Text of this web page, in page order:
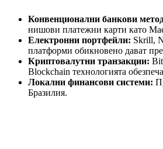
Конвенционални банкови
нишови платежни карти като
Електронни портфейли: Skrill,
платформи обикновено дават
Криптовалутни транзакции:
Blockchain технологията
Локални финансови системи:
Бразилия.